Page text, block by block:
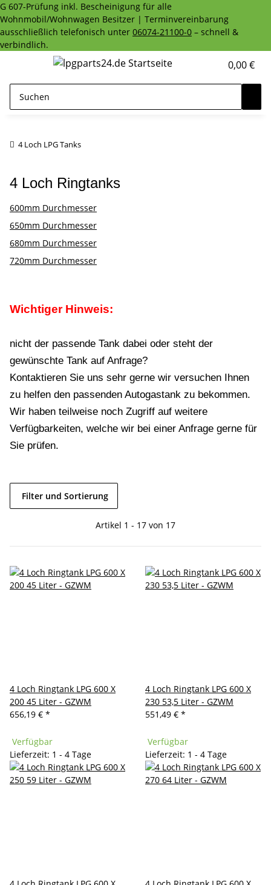
G 607-Prüfung inkl. Bescheinigung für alle
Wohnmobil/Wohnwagen Besitzer | Terminvereinbarung
ausschließlich telefonisch unter 06074-21100-0 – schnell &
verbindlich.
0,00 €
4 Loch LPG Tanks
4 Loch Ringtanks
600mm Durchmesser
650mm Durchmesser
680mm Durchmesser
720mm Durchmesser
Wichtiger Hinweis:
nicht der passende Tank dabei oder steht der
gewünschte Tank auf Anfrage?
Kontaktieren Sie uns sehr gerne wir versuchen Ihnen
zu helfen den passenden Autogastank zu bekommen.
Wir haben teilweise noch Zugriff auf weitere
Verfügbarkeiten, welche wir bei einer Anfrage gerne für
Sie prüfen.
Filter und Sortierung
Artikel 1 - 17 von 17
4 Loch Ringtank LPG 600 X
200 45 Liter - GZWM
656,19 € *
Verfügbar
Lieferzeit: 1 - 4 Tage
4 Loch Ringtank LPG 600 X
230 53,5 Liter - GZWM
551,49 € *
Verfügbar
Lieferzeit: 1 - 4 Tage